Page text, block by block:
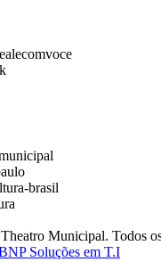
Municipal. Todos
Soluções em T.I